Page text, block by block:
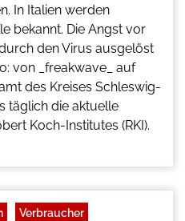
In Italien werden
bekannt. Die Angst vor
den Virus ausgelöst
von _freakwave_ auf
des Kreises Schleswig-
täglich die aktuelle
Koch-Institutes (RKI).
Verbraucher